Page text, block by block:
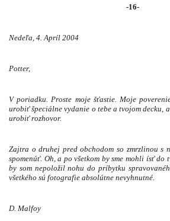
-16-
Nedeľa, 4. Apríl 2004
Potter,
V poriadku. Proste moje šťastie. Moje
urobiť špeciálne vydanie o tebe a tvojom decku,
urobiť rozhovor.
Zajtra o druhej pred obchodom so zmrzlinou s
spomenúť. Oh, a po všetkom by sme mohli ísť do
by som nepoložil nohu do príbytku
všetkého sú fotografie absolútne nevyhnutné.
D. Malfoy